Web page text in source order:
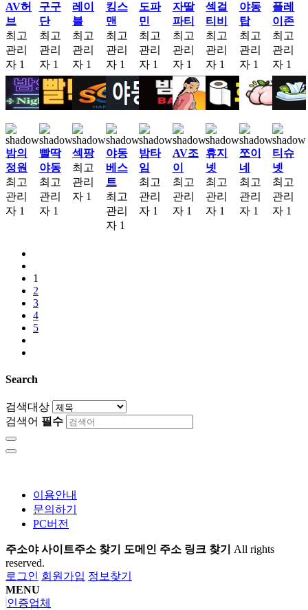
AV허
브
최고
관리
자 1
구구
단
최고
관리
자 1
레이
블
최고
관리
자 1
킹스
맨
최고
관리
자 1
도파
민
최고
관리
자 1
자딸
파티
최고
관리
자 1
섹걸
티비
최고
관리
자 1
야동
탑
최고
관리
자 1
플레
이존
최고
관리
자 1
밤의
정원
최고
관리
자 1
빨딱
야동
최고
관리
자 1
섹팡
최고
관리
자 1
야동
베스
트
최고
관리
자 1
밤타
임
최고
관리
자 1
AV조
이
최고
관리
자 1
휴지
넷
최고
관리
자 1
쪼이
네
최고
관리
자 1
티슈
넷
최고
관리
자 1
1
2
3
4
5
Search
검색대상
검색어 필수
이용안내
문의하기
PC버전
주소야 사이트주소 찾기 도메인 주소 링크 찾기 All rights
reserved.
로그인 회원가입 정보찾기
MENU
인증업체